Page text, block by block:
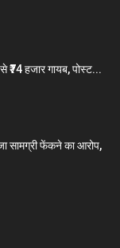
₹74 हजार गायब, पोस्ट...
सामग्री फेंकने का आरोप,